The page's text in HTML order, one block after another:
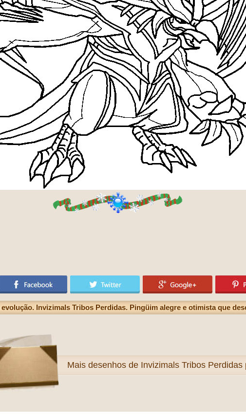
Invizimals Tribos Perdidas. Pingüim alegre e otimista que
Mais desenhos de Invizimals Tribos Perdidas